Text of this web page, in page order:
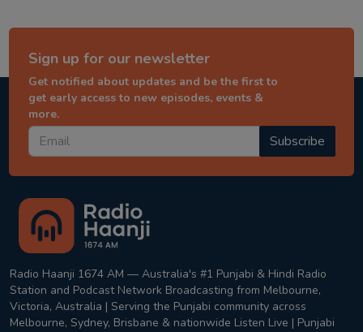
Sign up for our newsletter
Get notified about updates and be the first to
get early access to new episodes, events &
more.
Subscribe
Radio Haanji 1674 AM — Australia's #1 Punjabi & Hindi Radio
Station and Podcast Network Broadcasting from Melbourne,
Victoria, Australia | Serving the Punjabi community across
Melbourne, Sydney, Brisbane & nationwide Listen Live | Punjabi